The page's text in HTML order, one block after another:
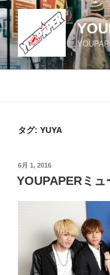
コ
ン
テ
ツ
タグ: YUYA
投
稿
日:
6月 1, 2016
YOUPAPERミ